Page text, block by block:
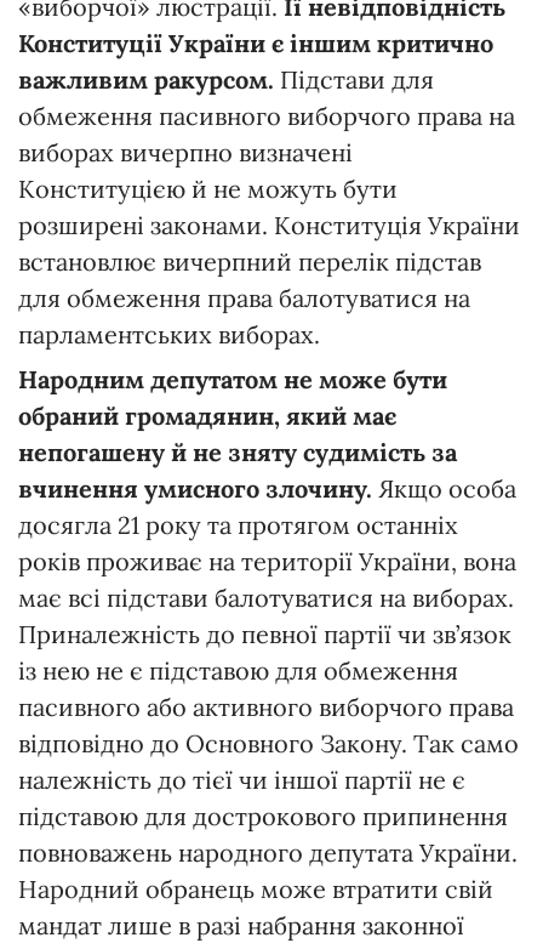
«виборчої» люстрації. Її невідповідність
Конституції України є іншим критично
важливим ракурсом. Підстави для
обмеження пасивного виборчого права на
виборах вичерпно визначені
Конституцією й не можуть бути
розширені законами. Конституція України
встановлює вичерпний перелік підстав
для обмеження права балотуватися на
парламентських виборах.
Народним депутатом не може бути
обраний громадянин, який має
непогашену й не зняту судимість за
вчинення умисного злочину. Якщо особа
досягла 21 року та протягом останніх
років проживає на території України, вона
має всі підстави балотуватися на виборах.
Приналежність до певної партії чи зв’язок
із нею не є підставою для обмеження
пасивного або активного виборчого права
відповідно до Основного Закону. Так само
належність до тієї чи іншої партії не є
підставою для дострокового припинення
повноважень народного депутата України.
Народний обранець може втратити свій
мандат лише в разі набрання законної